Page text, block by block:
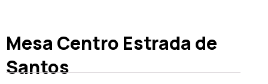
Mesa Centro Estrada de
Santos